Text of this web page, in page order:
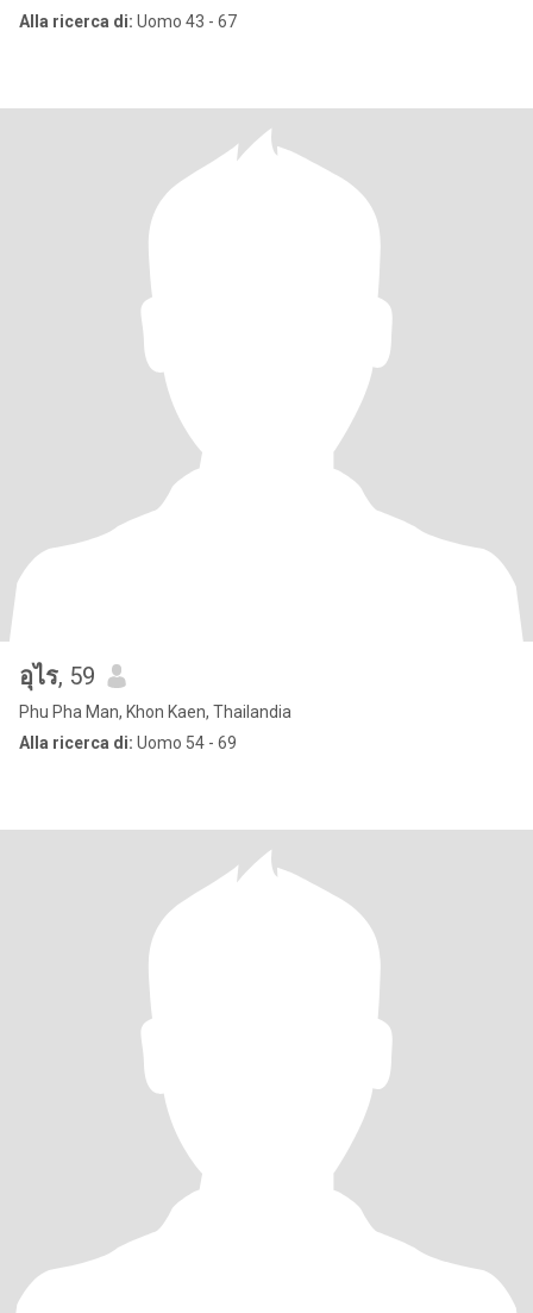
Alla ricerca di: Uomo 43 - 67
อุไร, 59
Phu Pha Man, Khon Kaen, Thailandia
Alla ricerca di: Uomo 54 - 69